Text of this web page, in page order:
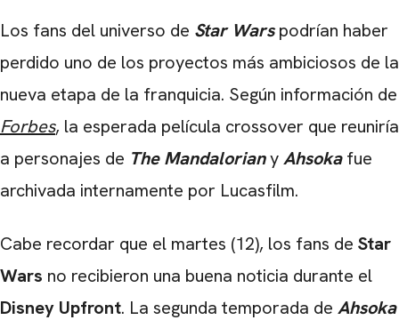
Los fans del universo de Star Warspodrían haber
perdido uno de los proyectos más ambiciosos de la
nueva etapa de la franquicia. Según información de
Forbes, la esperada película crossover que reuniría
a personajes de The MandalorianyAhsokafue
archivada internamente por Lucasfilm.
Cabe recordar que el martes (12), los fans de Star
Wars no recibieron una buena noticia durante el
Disney Upfront. La segunda temporada de Ahsoka